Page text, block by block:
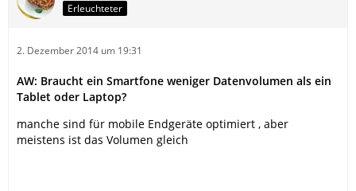
Erleuchteter
2. Dezember 2014 um 19:31
AW: Braucht ein Smartfone weniger Datenvolumen als ein
Tablet oder Laptop?
manche sind für mobile Endgeräte optimiert , aber
meistens ist das Volumen gleich